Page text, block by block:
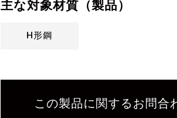
主な対象材質（製品）
H形鋼
この製品に関するお問合